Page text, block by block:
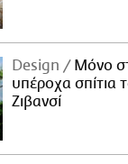
Design
Μόνο
υπέροχα σπίτια
Ζιβανσί